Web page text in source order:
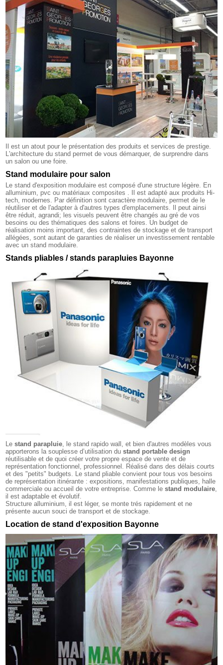
Il est un atout pour le présentation des produits et services de prestige.
L'architecture du stand permet de vous démarquer, de surprendre dans
un salon ou une foire.
Stand modulaire pour salon
Le stand d'exposition modulaire est composé d'une structure légère. En
alluminium, pvc ou matériaux composites . Il est adapté aux produits Hi-
tech, modernes. Par définition sont caractère modulaire, permet de le
réutiliser et de l'adapter à d'autres types d'emplacements. Il peut ainsi
être réduit, agrandi; les visuels peuvent être changés au gré de vos
besoins ou des thématiques des salons et foires. Un budget de
réalisation moins important, des contraintes de stockage et de transport
allégées, sont autant de garanties de réaliser un investissement rentable
avec un stand modulaire.
Stands pliables / stands parapluies Bayonne
Lestand parapluie , le stand rapido wall, et bien d'autres modèles vous
apporterons la souplesse d’utilisation dustand portable design
réutilisable et de quoi créer votre propre espace de vente et de
représentation fonctionnel, professionnel. Réalisé dans des délais courts
et des "petits" budgets. Le stand pliable convient pour tous vos besoins
de représentation itinérante : expositions, manifestations publiques, halle
commerciale ou accueil de votre entreprise. Comme lestand modulaire
il est adaptable et évolutif.
Structure alluminium, il est léger, se monte trés rapidement et ne
présente aucun souci de transport et de stockage.
Location de stand d'exposition Bayonne